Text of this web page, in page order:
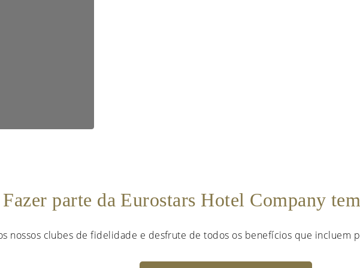
Fazer parte da Eurostars Hotel Company
nossos clubes de fidelidade e desfrute de todos os benefícios que incluem